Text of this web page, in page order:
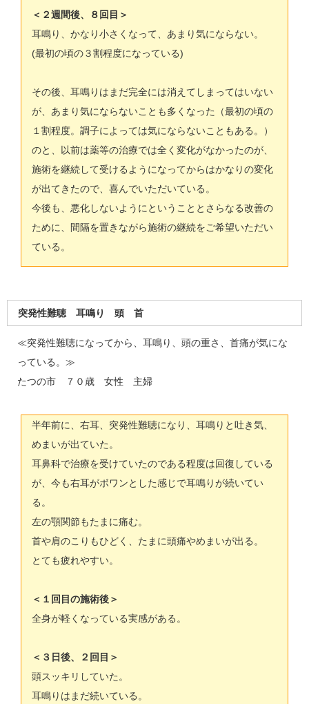
＜２週間後、８回目＞
耳鳴り、かなり小さくなって、あまり気にならない。
(最初の頃の３割程度になっている)
その後、耳鳴りはまだ完全には消えてしまってはいない
が、あまり気にならないことも多くなった（最初の頃の
１割程度。調子によっては気にならないこともある。）
のと、以前は薬等の治療では全く変化がなかったのが、
施術を継続して受けるようになってからはかなりの変化
が出てきたので、喜んでいただいている。
今後も、悪化しないようにということとさらなる改善の
ために、間隔を置きながら施術の継続をご希望いただい
ている。
突発性難聴 耳鳴り 頭 首
≪突発性難聴になってから、耳鳴り、頭の重さ、首痛が気にな
っている。≫
たつの市 ７０歳 女性 主婦
半年前に、右耳、突発性難聴になり、耳鳴りと吐き気、
めまいが出ていた。
耳鼻科で治療を受けていたのである程度は回復している
が、今も右耳がボワンとした感じで耳鳴りが続いてい
る。
左の顎関節もたまに痛む。
首や肩のこりもひどく、たまに頭痛やめまいが出る。
とても疲れやすい。
＜１回目の施術後＞
全身が軽くなっている実感がある。
＜３日後、２回目＞
頭スッキリしていた。
耳鳴りはまだ続いている。